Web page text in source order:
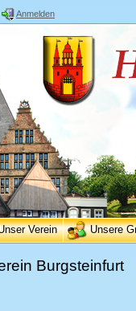
Anmelden
Verein Unsere
Burgsteinfurt